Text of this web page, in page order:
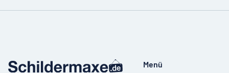
Menü